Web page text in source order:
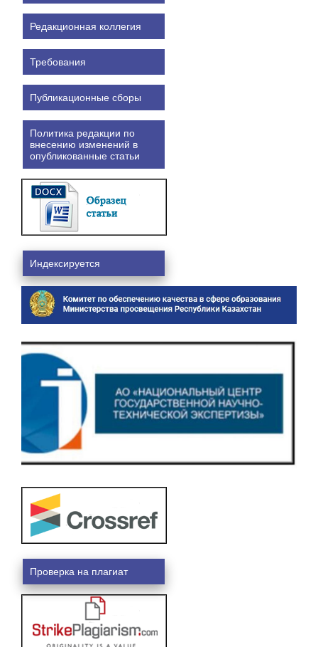
Редакционная коллегия
Требования
Публикационные сборы
Политика редакции по
внесению изменений в
опубликованные статьи
Индексируется
Проверка на плагиат